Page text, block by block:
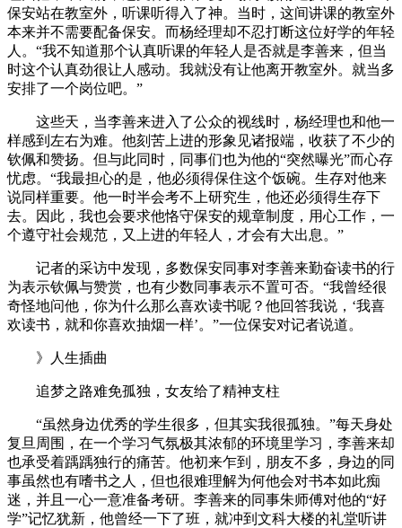
保安站在教室外，听课听得入了神。当时，这间讲课的教室外
本来并不需要配备保安。而杨经理却不忍打断这位好学的年轻
人。“我不知道那个认真听课的年轻人是否就是李善来，但当
时这个认真劲很让人感动。我就没有让他离开教室外。就当多
安排了一个岗位吧。”
这些天，当李善来进入了公众的视线时，杨经理也和他一
样感到左右为难。他刻苦上进的形象见诸报端，收获了不少的
钦佩和赞扬。但与此同时，同事们也为他的“突然曝光”而心存
忧虑。“我最担心的是，他必须得保住这个饭碗。生存对他来
说同样重要。他一时半会考不上研究生，他还必须得生存下
去。因此，我也会要求他恪守保安的规章制度，用心工作，一
个遵守社会规范，又上进的年轻人，才会有大出息。”
记者的采访中发现，多数保安同事对李善来勤奋读书的行
为表示钦佩与赞赏，也有少数同事表示不置可否。“我曾经很
奇怪地问他，你为什么那么喜欢读书呢？他回答我说，‘我喜
欢读书，就和你喜欢抽烟一样’。”一位保安对记者说道。
》人生插曲
追梦之路难免孤独，女友给了精神支柱
“虽然身边优秀的学生很多，但其实我很孤独。”每天身处
复旦周围，在一个学习气氛极其浓郁的环境里学习，李善来却
也承受着踽踽独行的痛苦。他初来乍到，朋友不多，身边的同
事虽然也有嗜书之人，但也很难理解为何他会对书本如此痴
迷，并且一心一意准备考研。李善来的同事朱师傅对他的“好
学”记忆犹新，他曾经一下了班，就冲到文科大楼的礼堂听讲